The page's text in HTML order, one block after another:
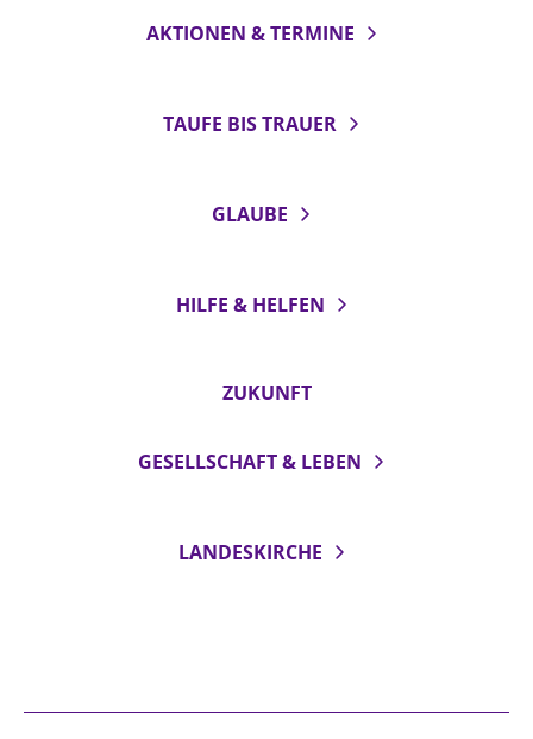
AKTIONEN & TERMINE
TAUFE BIS TRAUER
GLAUBE
HILFE & HELFEN
ZUKUNFT
GESELLSCHAFT & LEBEN
LANDESKIRCHE